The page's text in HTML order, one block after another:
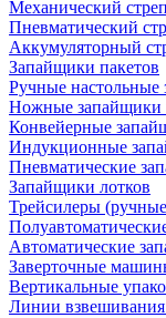
Механический
Пневматический
Аккумуляторный
Запайщики пакетов
Ручные настольные
Ножные запайщики
Конвейерные
Индукционные
Пневматические
Запайщики лотков
Трейсилеры
Автоматические
Заверточные
Вертикальные
Линии